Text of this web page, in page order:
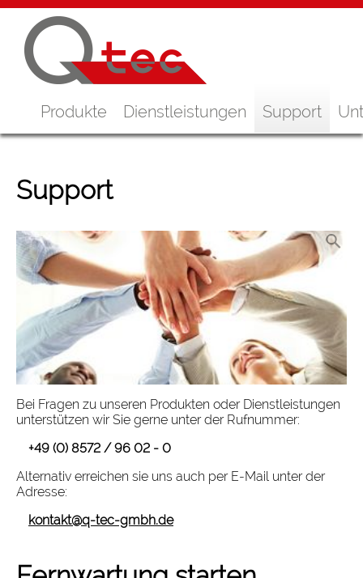
Produkte Dienstleistungen Support
Support
Bei Fragen zu unseren Produkten oder Dienstleistungen
unterstützen wir Sie gerne unter der Rufnummer:
+49 (0) 8572 / 96 02 - 0
Alternativ erreichen sie uns auch per E-Mail unter der
Adresse:
kontakt@q-tec-gmbh.de